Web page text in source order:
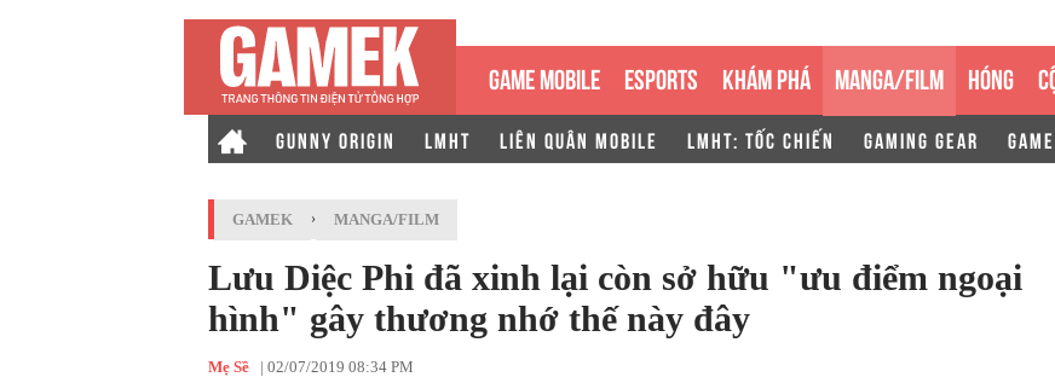
GAME MOBILE ESPORTS KHÁM PHÁ MANGA/FILM HÓNG
GUNNY ORIGIN LMHT LIÊN QUÂN MOBILE LMHT: TỐC CHIẾN GAMING GEAR
GAMEK › MANGA/FILM
Lưu Diệc Phi đã xinh lại còn sở hữu "ưu điểm ngoại
hình" gây thương nhớ thế này đây
Mẹ Sề | 02/07/2019 08:34 PM